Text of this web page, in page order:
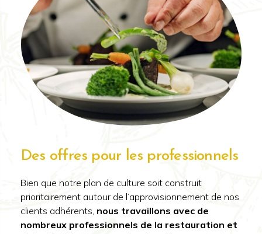
Des offres pour les professionnels
Bien que notre plan de culture soit construit
prioritairement autour de l’approvisionnement de nos
clients adhérents, nous travaillons avec de
nombreux professionnels de la restauration et